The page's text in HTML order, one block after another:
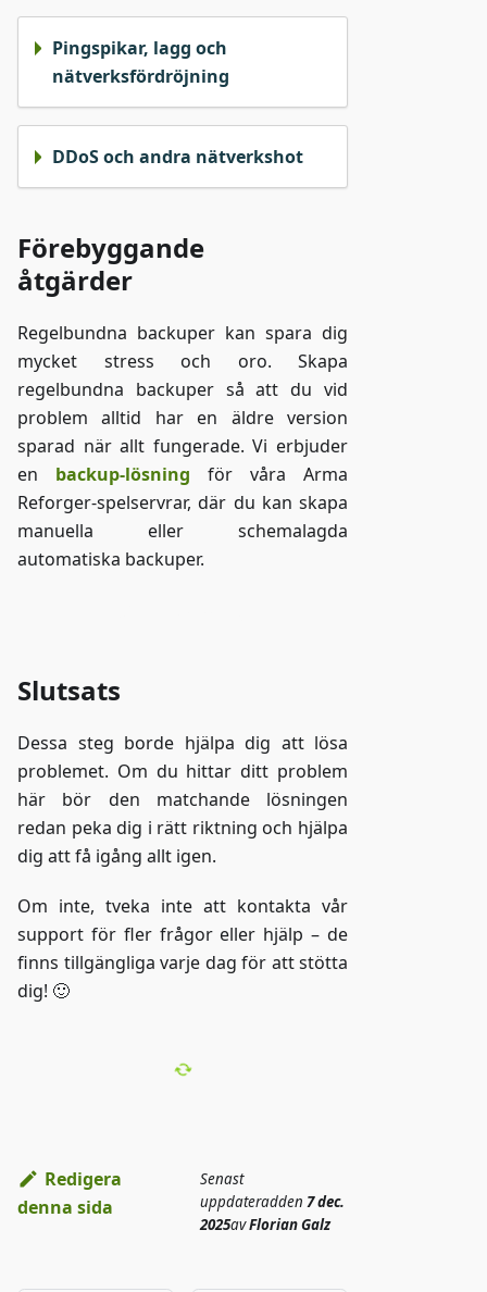
Pingspikar, lagg och
nätverksfördröjning
DDoS och andra nätverkshot
Förebyggande
åtgärder
Regelbundna backuper kan spara dig
mycket stress och oro. Skapa
regelbundna backuper så att du vid
problem alltid har en äldre version
sparad när allt fungerade. Vi erbjuder
en backup-lösning för våra Arma
Reforger-spelservrar, där du kan skapa
manuella eller schemalagda
automatiska backuper.
Slutsats
Dessa steg borde hjälpa dig att lösa
problemet. Om du hittar ditt problem
här bör den matchande lösningen
redan peka dig i rätt riktning och hjälpa
dig att få igång allt igen.
Om inte, tveka inte att kontakta vår
support för fler frågor eller hjälp – de
finns tillgängliga varje dag för att stötta
dig! 🙂
Redigera
denna sida
Senast
uppdateradden 7 dec.
2025avFlorian Galz